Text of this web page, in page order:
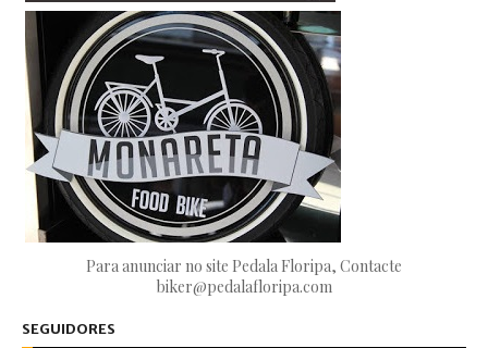
Para anunciar no site Pedala Floripa, Contacte
biker@pedalafloripa.com
SEGUIDORES